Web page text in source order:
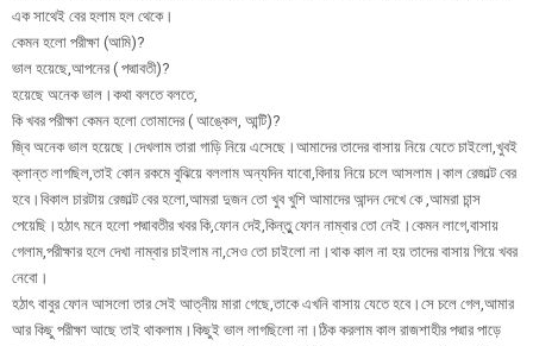
এক সাথেই বের হলাম হল থেকে।
কেমন হলো পরীক্ষা (আমি)?
ভাল হয়েছে,আপনের ( পদ্মাবতী)?
হয়েছে অনেক ভাল।কথা বলতে বলতে,
কি খবর পরীক্ষা কেমন হলো তোমাদের ( আঙ্কেল, আন্টি)?
জ্বি অনেক ভাল হয়েছে।দেখলাম তারা গাড়ি নিয়ে এসেছে।আমাদের তাদের বাসায় নিয়ে যেতে চাইলো,খুবই
ক্লান্ত লাগছিল,তাই কোন রকমে বুঝিয়ে বললাম অন্যদিন যাবো,বিদায় নিয়ে চলে আসলাম।কাল রেজাল্ট বের
হবে।বিকাল চারটায় রেজাল্ট বের হলো,আমরা দুজন তো খুব খুশি আমাদের আন্দন দেখে কে ,আমরা চান্স
পেয়েছি।হঠাৎ মনে হলো পদ্মাবতীর খবর কি,ফোন দেই,কিন্তুু ফোন নাম্বার তো নেই।কেমন লাগে,বাসায়
গেলাম,পরীক্ষার হলে দেখা নাম্বার চাইলাম না,সেও তো চাইলো না।থাক কাল না হয় তাদের বাসায় গিয়ে খবর
নেবো।
হঠাৎ বাবুর ফোন আসলো তার সেই আত্নীয় মারা গেছে,তাকে এখনি বাসায় যেতে হবে।সে চলে গেল,আমার
আর কিছু পরীক্ষা আছে তাই থাকলাম।কিছুই ভাল লাগছিলো না।ঠিক করলাম কাল রাজশাহীর পদ্মার পাড়ে